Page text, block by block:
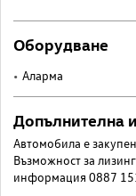
Оборудване
Аларма
Допълнителна
Автомобила е
Възможност за
информация 0887